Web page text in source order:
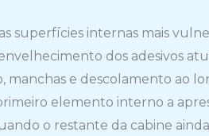
superfícies internas mais
dos adesivos
e descolamento ao
elemento interno a
o restante da cabine ainda